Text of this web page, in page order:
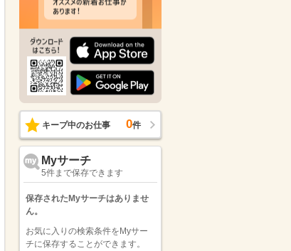
キープ中のお仕事 0件
Myサーチ
5件まで保存できます
保存されたMyサーチはありませ
ん。
お気に入りの検索条件をMyサー
チに保存することができます。